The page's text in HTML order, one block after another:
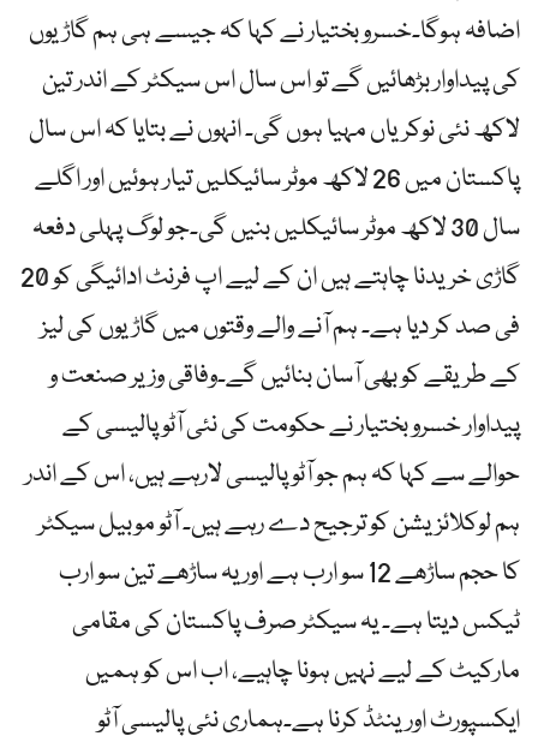
اضافہ ہوگا۔خسرو بختیار نے کہا کہ جیسے ہی ہم گاڑیوں
کی پیداوار بڑھائیں گے تو اس سال اس سیکٹر کے اندر تین
لاکھ نئی نوکریاں مہیا ہوں گی۔ انہوں نے بتایا کہ اس سال
پاکستان میں 26 لاکھ موٹر سائیکلیں تیار ہوئیں اور اگلے
سال 30 لاکھ موٹر سائیکلیں بنیں گی۔جو لوگ پہلی دفعہ
گاڑی خریدنا چاہتے ہیں ان کے لیے اپ فرنٹ ادائیگی کو 20
فی صد کر دیا ہے۔ ہم آنے والے وقتوں میں گاڑیوں کی لیز
کے طریقے کو بھی آسان بنائیں گے۔وفاقی وزیر صنعت و
پیداوار خسرو بختیار نے حکومت کی نئی آٹو پالیسی کے
حوالے سے کہا کہ ہم جو آٹو پالیسی لارہے ہیں، اس کے اندر
ہم لوکلائزیشن کو ترجیح دے رہے ہیں۔ آٹو موبیل سیکٹر
کا حجم ساڑھے 12 سو ارب ہے اور یہ ساڑھے تین سو ارب
ٹیکس دیتا ہے۔ یہ سیکٹر صرف پاکستان کی مقامی
مارکیٹ کے لیے نہیں ہونا چاہیے، اب اس کو ہمیں
ایکسپورٹ اورینٹڈ کرنا ہے۔ہماری نئی پالیسی آٹو